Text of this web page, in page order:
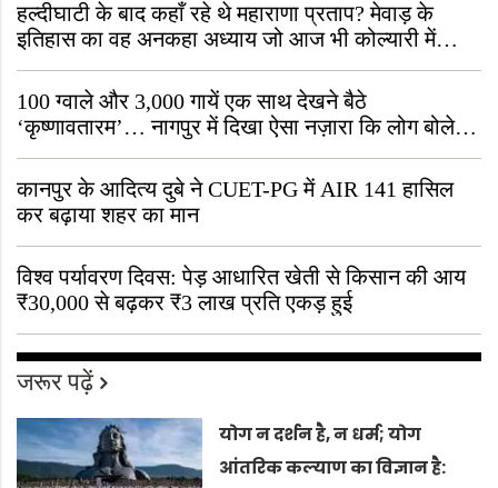
हल्दीघाटी के बाद कहाँ रहे थे महाराणा प्रताप? मेवाड़ के
इतिहास का वह अनकहा अध्याय जो आज भी कोल्यारी में
जीवित है
100 ग्वाले और 3,000 गायें एक साथ देखने बैठे
‘कृष्णावतारम’… नागपुर में दिखा ऐसा नज़ारा कि लोग बोले,
“ऐसा तो सिर्फ़ कृष्ण ही कर सकते हैं”
कानपुर के आदित्य दुबे ने CUET-PG में AIR 141 हासिल
कर बढ़ाया शहर का मान
विश्व पर्यावरण दिवस: पेड़ आधारित खेती से किसान की आय
₹30,000 से बढ़कर ₹3 लाख प्रति एकड़ हुई
जरूर पढ़ें
योग न दर्शन है, न धर्म; योग
आंतरिक कल्याण का विज्ञान है: